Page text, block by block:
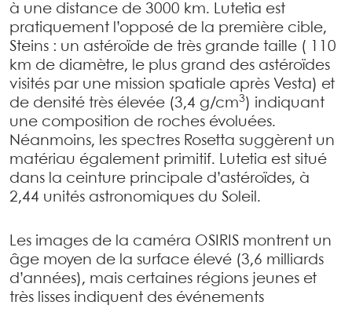
à une distance de 3000 km. Lutetia est
pratiquement l’opposé de la première cible,
Steins : un astéroïde de très grande taille ( 110
km de diamètre, le plus grand des astéroïdes
visités par une mission spatiale après Vesta) et
de densité très élevée (3,4 g/cm3) indiquant
une composition de roches évoluées.
Néanmoins, les spectres Rosetta suggèrent un
matériau également primitif. Lutetia est situé
dans la ceinture principale d’astéroïdes, à
2,44 unités astronomiques du Soleil.
Les images de la caméra OSIRIS montrent un
âge moyen de la surface élevé (3,6 milliards
d’années), mais certaines régions jeunes et
très lisses indiquent des événements